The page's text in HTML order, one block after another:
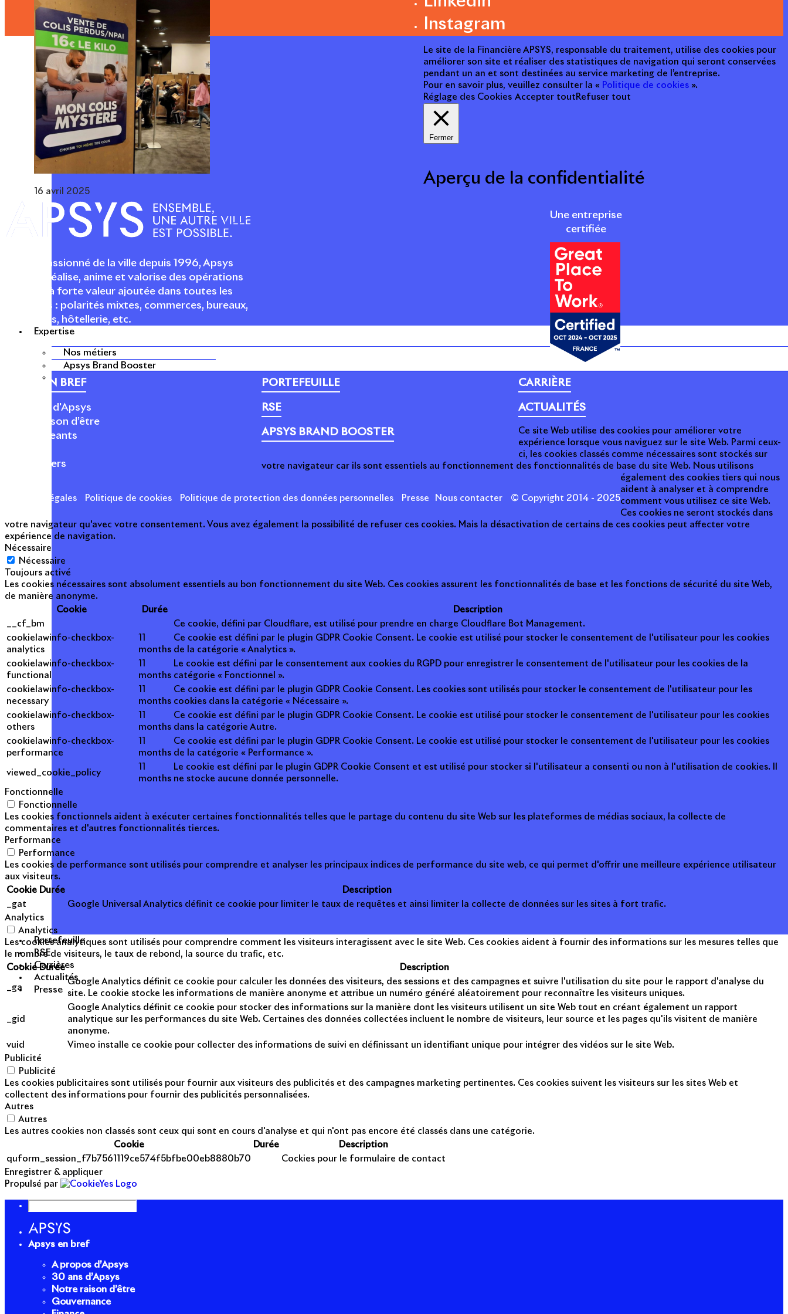
Expertise
Nos métiers
Apsys Brand Booster
Portefeuille
RSE
Carrières
Actualités
Presse
16 avril 2025
Acteur passionné de la ville depuis 1996, Apsys
conçoit, réalise, anime et valorise des opérations
urbaines à forte valeur ajoutée dans toutes les
fonctions : polarités mixtes, commerces, bureaux,
logements, hôtellerie, etc.
Une entreprise
certifiée
APSYS EN BREF
À propos d'Apsys
Notre raison d’être
Nos dirigeants
Nos métiers
PORTEFEUILLE
RSE
APSYS BRAND BOOSTER
CARRIÈRE
ACTUALITÉS
Mentions légales Politique de cookies Politique de protection des données personnelles Presse Nous contacter © Copyright 2014 - 2025
Instagram
Le site de la Financière APSYS, responsable du traitement, utilise des cookies pour
améliorer son site et réaliser des statistiques de navigation qui seront conservées
pendant un an et sont destinées au service marketing de l’entreprise.
Pour en savoir plus, veuillez consulter la « Politique de cookies ».
Réglage des Cookies Accepter tout Refuser tout
Fermer
Aperçu de la confidentialité
Ce site Web utilise des cookies pour améliorer votre
expérience lorsque vous naviguez sur le site Web. Parmi ceux-
ci, les cookies classés comme nécessaires sont stockés sur
votre navigateur car ils sont essentiels au fonctionnement des fonctionnalités de base du site Web. Nous utilisons
également des cookies tiers qui nous
aident à analyser et à comprendre
comment vous utilisez ce site Web.
Ces cookies ne seront stockés dans
votre navigateur qu'avec votre consentement. Vous avez également la possibilité de refuser ces cookies. Mais la désactivation de certains de ces cookies peut affecter votre
expérience de navigation.
Nécessaire
Nécessaire
Toujours activé
Les cookies nécessaires sont absolument essentiels au bon fonctionnement du site Web. Ces cookies assurent les fonctionnalités de base et les fonctions de sécurité du site Web,
de manière anonyme.
Cookie
Durée
Description
__cf_bm
Ce cookie, défini par Cloudflare, est utilisé pour prendre en charge Cloudflare Bot Management.
cookielawinfo-checkbox-
analytics
months
Ce cookie est défini par le plugin GDPR Cookie Consent. Le cookie est utilisé pour stocker le consentement de l'utilisateur pour les cookies
de la catégorie « Analytics ».
cookielawinfo-checkbox-
functional
months
Le cookie est défini par le consentement aux cookies du RGPD pour enregistrer le consentement de l'utilisateur pour les cookies de la
catégorie « Fonctionnel ».
cookielawinfo-checkbox-
necessary
months
Ce cookie est défini par le plugin GDPR Cookie Consent. Les cookies sont utilisés pour stocker le consentement de l'utilisateur pour les
cookies dans la catégorie « Nécessaire ».
cookielawinfo-checkbox-
others
months
Ce cookie est défini par le plugin GDPR Cookie Consent. Le cookie est utilisé pour stocker le consentement de l'utilisateur pour les cookies
dans la catégorie Autre.
cookielawinfo-checkbox-
performance
months
Ce cookie est défini par le plugin GDPR Cookie Consent. Le cookie est utilisé pour stocker le consentement de l'utilisateur pour les cookies
de la catégorie « Performance ».
viewed_cookie_policy
months
Le cookie est défini par le plugin GDPR Cookie Consent et est utilisé pour stocker si l'utilisateur a consenti ou non à l'utilisation de cookies. Il
ne stocke aucune donnée personnelle.
Fonctionnelle
Fonctionnelle
Les cookies fonctionnels aident à exécuter certaines fonctionnalités telles que le partage du contenu du site Web sur les plateformes de médias sociaux, la collecte de
commentaires et d'autres fonctionnalités tierces.
Performance
Performance
Les cookies de performance sont utilisés pour comprendre et analyser les principaux indices de performance du site web, ce qui permet d'offrir une meilleure expérience utilisateur
aux visiteurs.
Cookie Durée
Description
_gat
Google Universal Analytics définit ce cookie pour limiter le taux de requêtes et ainsi limiter la collecte de données sur les sites à fort trafic.
Analytics
Analytics
Les cookies analytiques sont utilisés pour comprendre comment les visiteurs interagissent avec le site Web. Ces cookies aident à fournir des informations sur les mesures telles que
le nombre de visiteurs, le taux de rebond, la source du trafic, etc.
Cookie Durée Description
_ga
Google Analytics définit ce cookie pour calculer les données des visiteurs, des sessions et des campagnes et suivre l'utilisation du site pour le rapport d'analyse du
site. Le cookie stocke les informations de manière anonyme et attribue un numéro généré aléatoirement pour reconnaître les visiteurs uniques.
_gid
Google Analytics définit ce cookie pour stocker des informations sur la manière dont les visiteurs utilisent un site Web tout en créant également un rapport
analytique sur les performances du site Web. Certaines des données collectées incluent le nombre de visiteurs, leur source et les pages qu'ils visitent de manière
anonyme.
vuid
Vimeo installe ce cookie pour collecter des informations de suivi en définissant un identifiant unique pour intégrer des vidéos sur le site Web.
Publicité
Publicité
Les cookies publicitaires sont utilisés pour fournir aux visiteurs des publicités et des campagnes marketing pertinentes. Ces cookies suivent les visiteurs sur les sites Web et
collectent des informations pour fournir des publicités personnalisées.
Autres
Autres
Les autres cookies non classés sont ceux qui sont en cours d'analyse et qui n'ont pas encore été classés dans une catégorie.
Cookie
Durée
Description
quform_session_f7b7561119ce574f5bfbe00eb8880b70
Cockies pour le formulaire de contact
Enregistrer & appliquer
Propulsé par
Apsys en bref
A propos d’Apsys
30 ans d’Apsys
Notre raison d’être
Gouvernance